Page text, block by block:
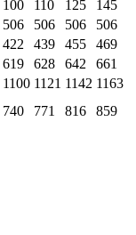
100 110 125
145
506 506 506
506
422 439 455
469
619 628 642
661
1100 1121 1142 1163
740 771 816 859